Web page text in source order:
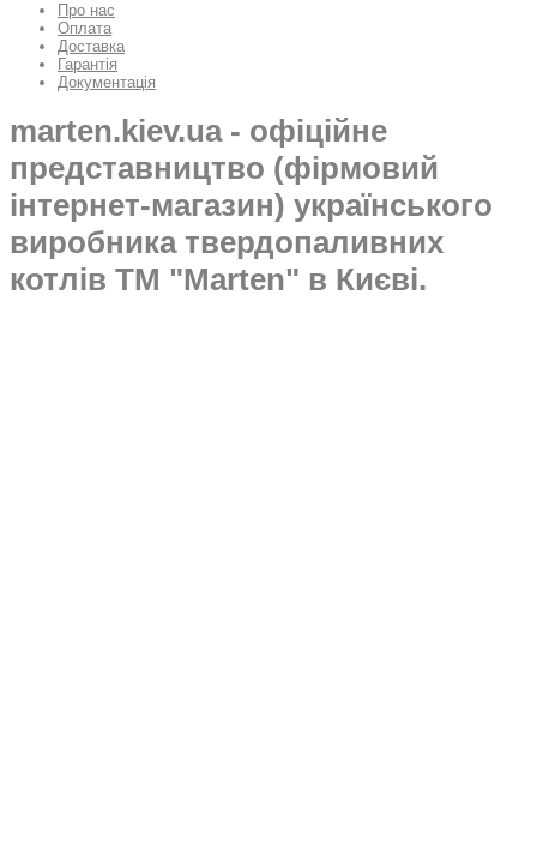
Про нас
Оплата
Доставка
Гарантія
Документація
marten.kiev.ua - офіційне
представництво (фірмовий
інтернет-магазин) українського
виробника твердопаливних
котлів ТМ "Marten" в Києві.